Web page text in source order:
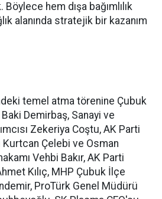
hem dışa bağımlılık
alanında stratejik bir kazanım
temel atma törenine Çubuk
Demirbaş, Sanayi ve
Zekeriya Coştu, AK Parti
Çelebi ve Osman
Vehbi Bakır, AK Parti
Kılıç, MHP Çubuk İlçe
ProTürk Genel Müdürü